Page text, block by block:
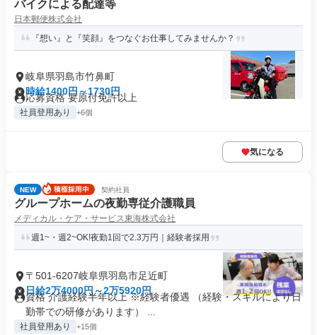
バイクによる配達等
日本郵便株式会社
『想い』と『笑顔』をつなぐお仕事してみませんか？
岐阜県羽島市竹鼻町
時給1400円～1730円
応募資格 要原付免許以上
社員登用あり +6個
気になる
NEW 契約社員
グループホームの夜勤専従介護職員
メディカル・ケア・サービス東海株式会社
週1~・週2~OK!夜勤1回で2.3万円｜経験者採用
〒501-6207岐阜県羽島市足近町
日給2万4000円～2万5920円
資格 介護経験半年以上 ※経験者優遇 （経験・スキルにより日
勤帯での研修があります） ...
社員登用あり +15個